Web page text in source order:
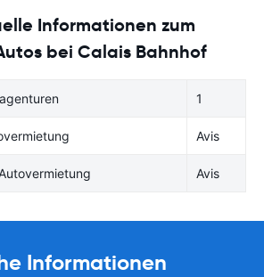
Informationen zum
bei Calais Bahnhof
1
Avis
Avis
Informationen